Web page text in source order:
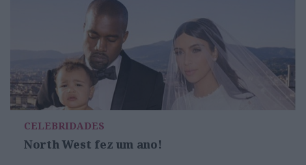
CELEBRIDADES
North West fez um ano!